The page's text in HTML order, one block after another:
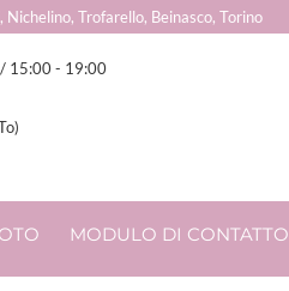
Trofarello, Beinasco, Torino
15:00 - 19:00
MODULO DI CONTATTO